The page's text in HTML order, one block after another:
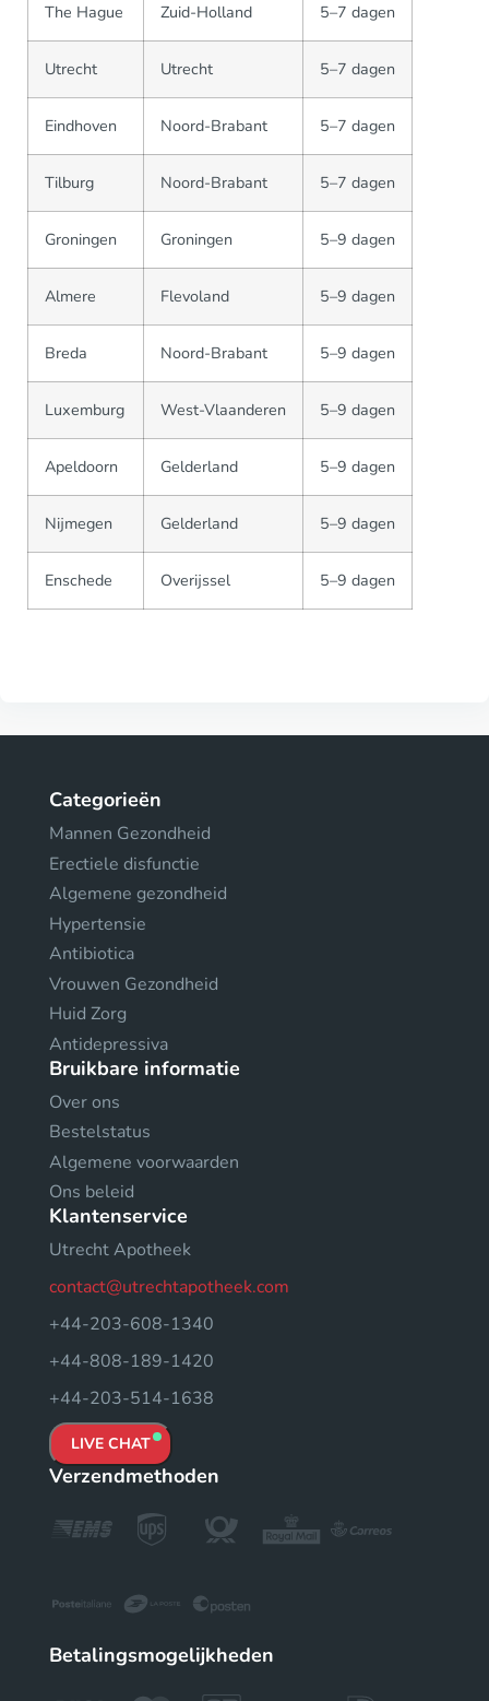
The Hague Zuid-Holland 5–7 dagen
Utrecht Utrecht 5–7 dagen
Eindhoven Noord-Brabant 5–7 dagen
Tilburg Noord-Brabant 5–7 dagen
Groningen Groningen 5–9 dagen
Almere Flevoland 5–9 dagen
Breda Noord-Brabant 5–9 dagen
Luxemburg West-Vlaanderen 5–9 dagen
Apeldoorn Gelderland 5–9 dagen
Nijmegen Gelderland 5–9 dagen
Enschede Overijssel 5–9 dagen
Categorieën
Mannen Gezondheid
Erectiele disfunctie
Algemene gezondheid
Hypertensie
Antibiotica
Vrouwen Gezondheid
Huid Zorg
Antidepressiva
Bruikbare informatie
Over ons
Bestelstatus
Algemene voorwaarden
Ons beleid
Klantenservice
Utrecht Apotheek
contact@utrechtapotheek.com
+44-203-608-1340
+44-808-189-1420
+44-203-514-1638
LIVE CHAT
Verzendmethoden
Betalingsmogelijkheden